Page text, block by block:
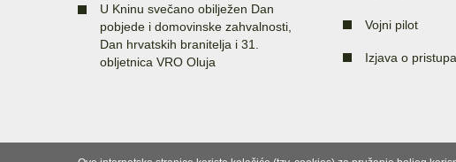
U Kninu svečano obilježen Dan
pobjede i domovinske zahvalnosti,
Dan hrvatskih branitelja i 31.
obljetnica VRO Oluja
Vojni pilot
Izjava o